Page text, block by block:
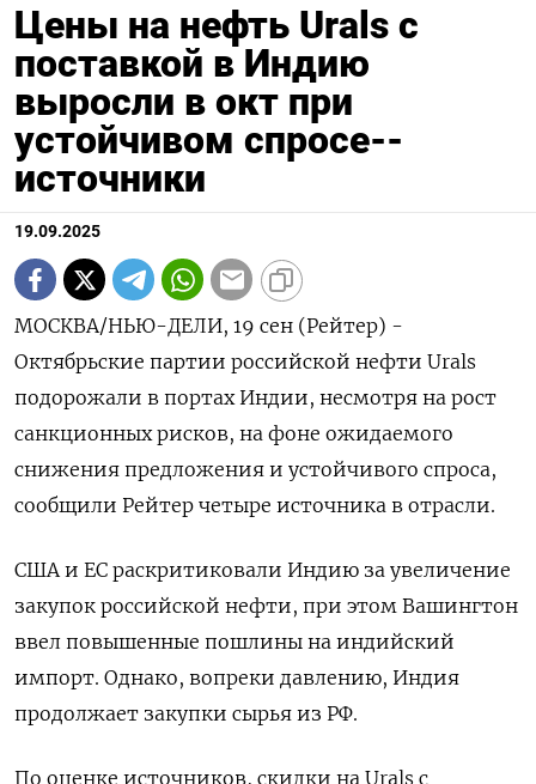
Цены на нефть Urals с
поставкой в Индию
выросли в окт при
устойчивом спросе--
источники
19.09.2025
МОСКВА/НЬЮ-ДЕЛИ, 19 сен (Рейтер) -
Октябрьские партии российской нефти Urals
подорожали в портах Индии, несмотря на рост
санкционных рисков, на фоне ожидаемого
снижения предложения и устойчивого спроса,
сообщили Рейтер четыре источника в отрасли.
США и ЕС раскритиковали Индию за увеличение
закупок российской нефти, при этом Вашингтон
ввел повышенные пошлины на индийский
импорт. Однако, вопреки давлению, Индия
продолжает закупки сырья из РФ.
По оценке источников, скидки на Urals с